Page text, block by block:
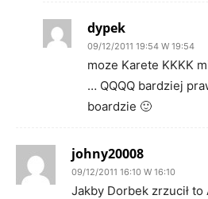
dypek
09/12/2011 19:54 W 19:54
moze Karete KKKK
… QQQQ bardziej
boardzie 🙂
johny20008
09/12/2011 16:10 W 16:10
Jakby Dorbek zrzucił to